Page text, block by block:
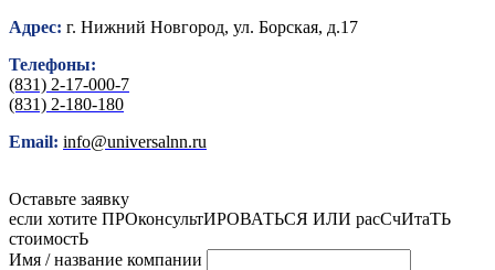
Адрес: г. Нижний Новгород, ул. Борская, д.17
Телефоны:
(831) 2-17-000-7
(831) 2-180-180
Email: info@universalnn.ru
Оставьте заявку
если хотите ПРОконсультИРОВАТЬСЯ ИЛИ расСчИтаТЬ
стоимостЬ
Имя / название компании